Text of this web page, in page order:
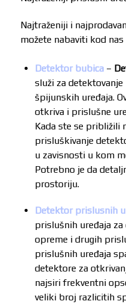
Najtraženiji i
možete nabaviti kod nas
Detektor bubica –
služi za
špijunskih uređaja.
otkriva i prislušne
Kada ste se približili
prisluškivanje
u zavisnosti u kom
Potrebno je da
prostoriju.
Detektor prislusnih
prislušnih uređaja
opreme i drugih
prislušnih uređaja
detektore za
najsiri frekventni
veliki broj razlicitih